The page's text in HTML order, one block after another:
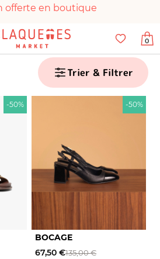
offerte en boutique
100% sécurisé
garanties en parfait état
0
Trier & Filtrer
-50% -50%
BOCAGE
67,50 €135,00 €